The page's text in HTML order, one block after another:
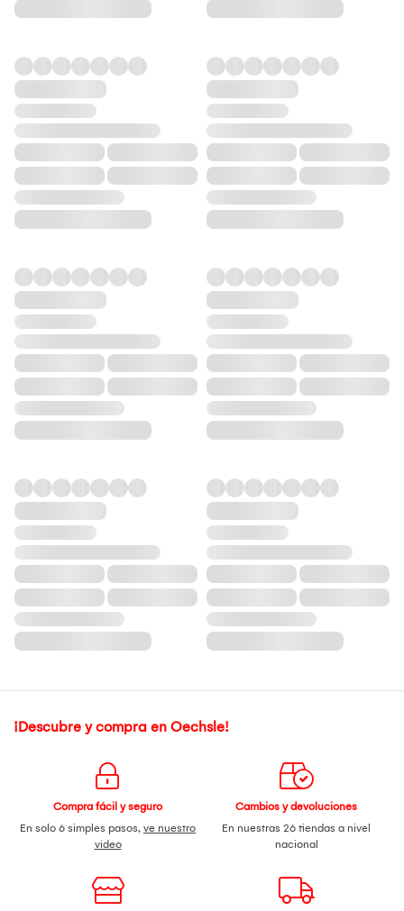
¡Descubre y compra en Oechsle!
Compra fácil y seguro
En solo 6 simples pasos, ve nuestro
video
Cambios y devoluciones
En nuestras 26 tiendas a nivel
nacional